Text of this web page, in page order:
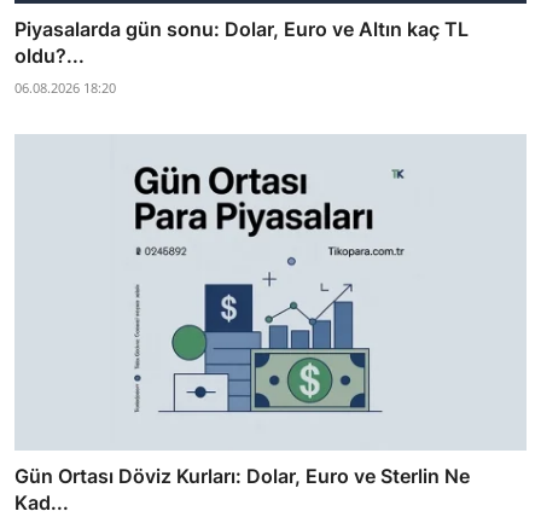
Piyasalarda gün sonu: Dolar, Euro ve Altın kaç TL
oldu?...
06.08.2026 18:20
Gün Ortası Döviz Kurları: Dolar, Euro ve Sterlin Ne
Kad...